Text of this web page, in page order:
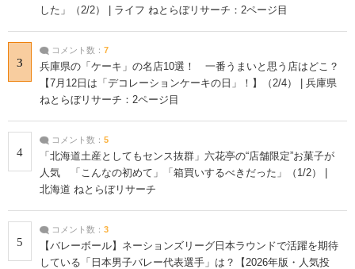
した」（2/2） | ライフ ねとらぼリサーチ：2ページ目
3
コメント数： 7
兵庫県の「ケーキ」の名店10選！ 一番うまいと思う店はどこ？
【7月12日は「デコレーションケーキの日」！】（2/4） | 兵庫県
ねとらぼリサーチ：2ページ目
4
コメント数： 5
「北海道土産としてもセンス抜群」六花亭の“店舗限定”お菓子が
人気 「こんなの初めて」「箱買いするべきだった」（1/2） |
北海道 ねとらぼリサーチ
5
コメント数： 3
【バレーボール】ネーションズリーグ日本ラウンドで活躍を期待
している「日本男子バレー代表選手」は？【2026年版・人気投